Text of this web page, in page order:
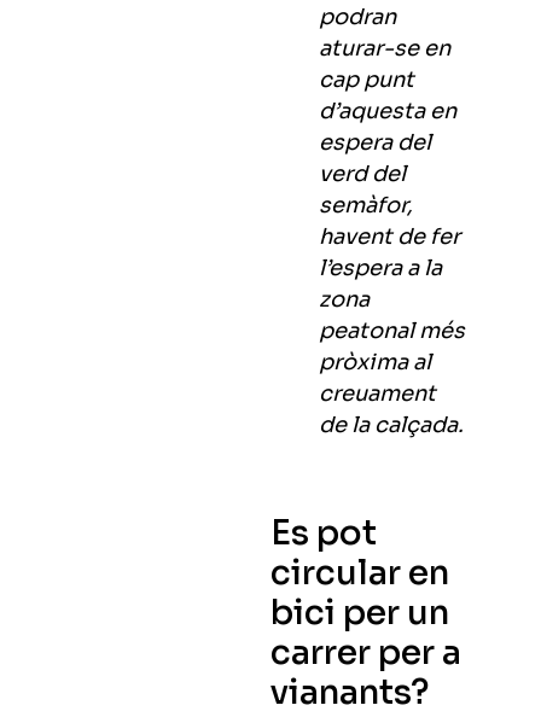
podran
aturar-se en
cap punt
d’aquesta en
espera del
verd del
semàfor,
havent de fer
l’espera a la
zona
peatonal més
pròxima al
creuament
de la calçada.
Es pot
circular en
bici per un
carrer per a
vianants?